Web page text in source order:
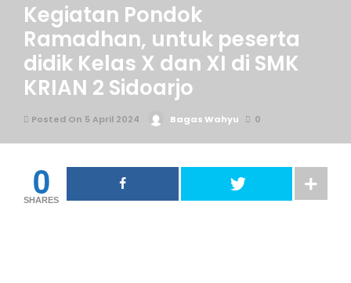
Kegiatan Pondok
Ramadhan, untuk peserta
didik Kelas X dan XI di SMK
KRIAN 2 Sidoarjo
Posted On 5 April 2024 Bagas Wahyu 0
0
SHARES